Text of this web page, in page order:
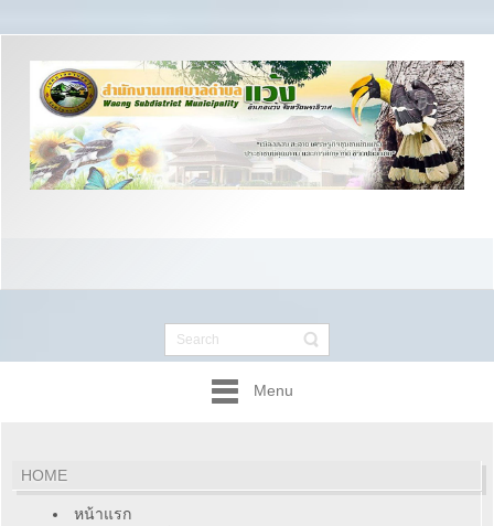
Menu
HOME
หน้าแรก